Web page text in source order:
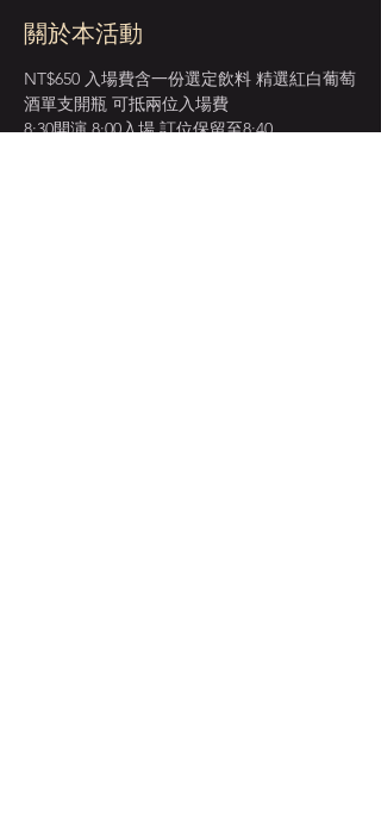
關於本活動
NT$650 入場費含一份選定飲料 精選紅白葡萄
酒單支開瓶 可抵兩位入場費
8:30開演 8:00入場 訂位保留至8:40